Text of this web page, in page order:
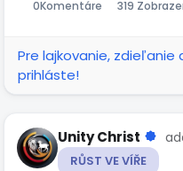
0Komentáre 319
Pre lajkovanie,
prihláste!
Unity Christ
RŮST VE VÍŘE